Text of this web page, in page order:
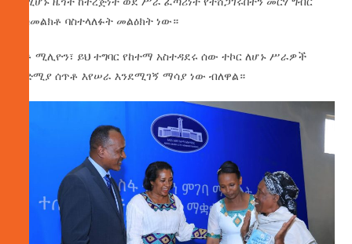
አስመልክቶ ባስተላለፉት መልዕክት ነው።
አቶ ሚሊዮን፣ ይህ ተግባር የከተማ አስተዳደሩ ሰው ተኮር ለሆኑ ሥራዎች
ቅድሚያ ሰጥቶ እየሠራ እንደሚገኝ ማሳያ ነው ብለዋል።